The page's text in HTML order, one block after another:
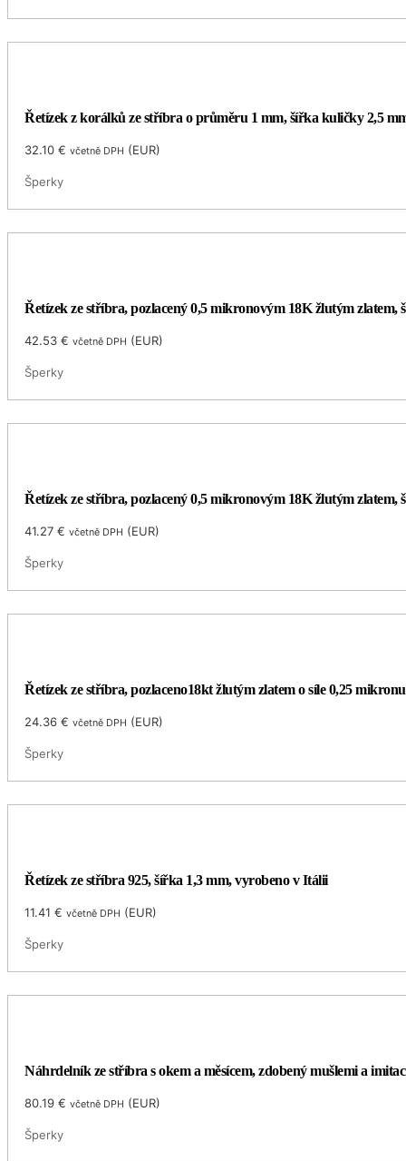
Řetízek z korálků ze stříbra o průměru 1 mm, šířka kuličky 2,5
32.10€ včetně DPH (EUR)
Šperky
Řetízek ze stříbra, pozlacený 0,5 mikronovým 18K žlutým zlatem,
42.53€ včetně DPH (EUR)
Šperky
Řetízek ze stříbra, pozlacený 0,5 mikronovým 18K žlutým zlatem,
41.27€ včetně DPH (EUR)
Šperky
Řetízek ze stříbra, pozlaceno18kt žlutým zlatem o síle 0,25
24.36€ včetně DPH (EUR)
Šperky
Řetízek ze stříbra 925, šířka 1,3 mm, vyrobeno v Itálii
11.41€ včetně DPH (EUR)
Šperky
Náhrdelník ze stříbra s okem a měsícem, zdobený mušlemi a
80.19€ včetně DPH (EUR)
Šperky